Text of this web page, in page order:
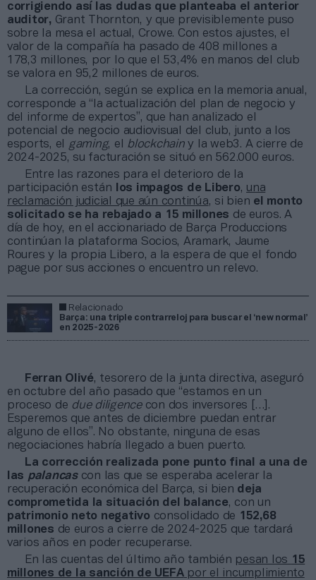
corrigiendo así las dudas que planteaba el anterior
auditor, Grant Thornton, y que previsiblemente puso
sobre la mesa el actual, Crowe. Con estos ajustes, el
valor de la compañía ha pasado de 408 millones a
178,3 millones, por lo que el 53,4% en manos del club
se valora en 95,2 millones de euros.
La corrección, según se explica en la memoria anual,
corresponde a “la actualización del plan de negocio y
del informe de expertos”, que han analizado el
potencial de negocio audiovisual del club, junto a los
esports, el gaming, el blockchainy la web3. A cierre de
2024-2025, su facturación se situó en 562.000 euros.
Entre las razones para el deterioro de la
participación están
los impagos de Libero, una
reclamación judicial que aún continúa, si bien el monto
solicitado se ha rebajado a 15 millones de euros. A
día de hoy, en el accionariado de Barça Produccions
continúan la plataforma Socios, Aramark, Jaume
Roures y la propia Libero, a la espera de que el fondo
pague por sus acciones o encuentro un relevo.
Relacionado
Barça: una triple contrarreloj para buscar el ‘new normal’
en 2025-2026
Ferran Olivé, tesorero de la junta directiva, aseguró
en octubre del año pasado que “estamos en un
proceso de due diligencecon dos inversores […].
Esperemos que antes de diciembre puedan entrar
alguno de ellos”. No obstante, ninguna de esas
negociaciones habría llegado a buen puerto.
La corrección realizada pone punto final a una de
las palancascon las que se esperaba acelerar la
recuperación económica del Barça, si bien deja
comprometida la situación del balance, con un
patrimonio neto negativo consolidado de 152,68
millones de euros a cierre de 2024-2025 que tardará
varios años en poder recuperarse.
En las cuentas del último año también pesan los 15
millones de la sanción de UEFApor el incumplimiento